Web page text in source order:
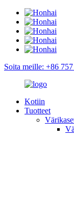
Soita meille: +86
Kotiin
Tuotteet